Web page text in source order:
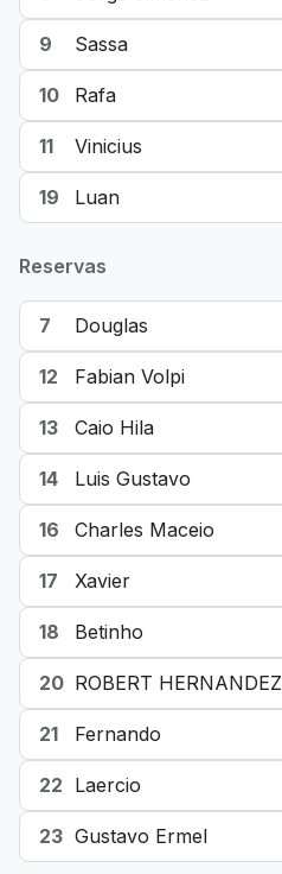
9 Sassa
10 Rafa
11 Vinicius
19 Luan
Reservas
7 Douglas
12 Fabian Volpi
13 Caio Hila
14 Luis Gustavo
16 Charles Maceio
17 Xavier
18 Betinho
20 ROBERT HERNANDEZ
21 Fernando
22 Laercio
23 Gustavo Ermel